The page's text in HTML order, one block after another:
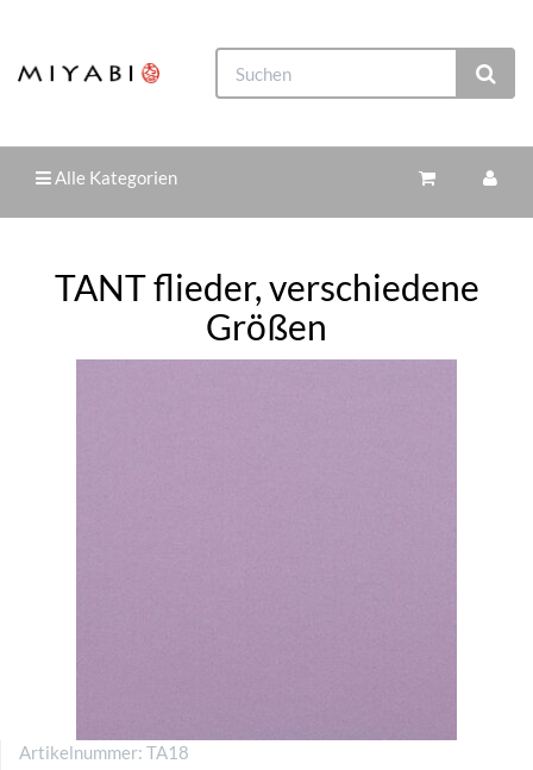
Alle Kategorien
TANT flieder, verschiedene
Größen
Artikelnummer: TA18